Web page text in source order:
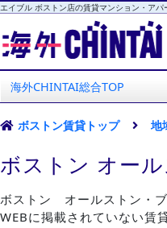
エイブル ボストン店の賃貸マンション・ア
海外CHINTAI
エイブル ボスト
海外CHINTAI総合TOP
ボストン賃貸トップ 地
ボストン オー
ボストン オールストン・
WEBに掲載されていない賃